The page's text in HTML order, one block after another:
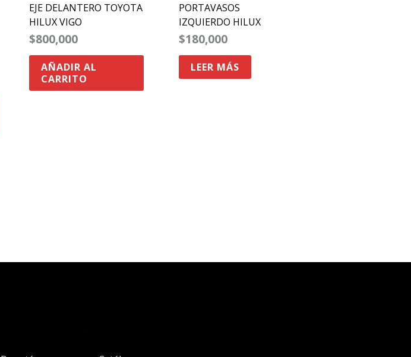
EJE DELANTERO TOYOTA
HILUX VIGO
$800,000
AÑADIR AL
CARRITO
PORTAVASOS
IZQUIERDO HILUX
$180,000
LEER MÁS